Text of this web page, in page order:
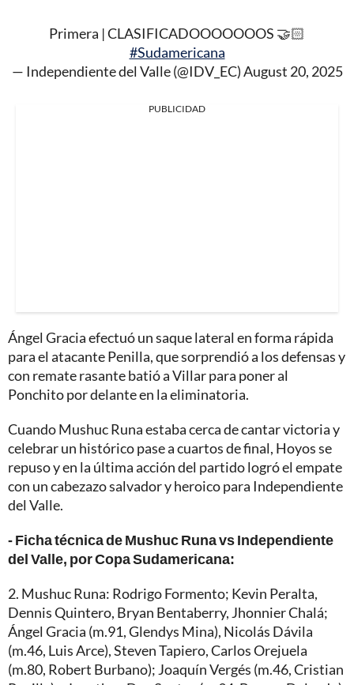
Primera | CLASIFICADOOOOOOOS 🤝🏻
#Sudamericana
— Independiente del Valle (@IDV_EC)August 20, 2025
PUBLICIDAD
Ángel Gracia efectuó un saque lateral en forma rápida
para el atacante Penilla, que sorprendió a los defensas y
con remate rasante batió a Villar para poner al
Ponchito por delante en la eliminatoria.
Cuando Mushuc Runa estaba cerca de cantar victoria y
celebrar un histórico pase a cuartos de final, Hoyos se
repuso y en la última acción del partido logró el empate
con un cabezazo salvador y heroico para Independiente
del Valle.
- Ficha técnica de Mushuc Runa vs Independiente
del Valle, por Copa Sudamericana:
2. Mushuc Runa: Rodrigo Formento; Kevin Peralta,
Dennis Quintero, Bryan Bentaberry, Jhonnier Chalá;
Ángel Gracia (m.91, Glendys Mina), Nicolás Dávila
(m.46, Luis Arce), Steven Tapiero, Carlos Orejuela
(m.80, Robert Burbano); Joaquín Vergés (m.46, Cristian